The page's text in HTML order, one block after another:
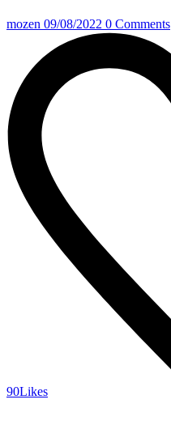
mozen 09/08/2022 0 Comments
90Likes